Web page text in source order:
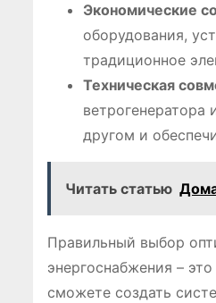
Экономические
оборудования,
традиционное
Техническая
другом и
Читать статью
Правильный выбор
энергоснабжения –
сможете создать